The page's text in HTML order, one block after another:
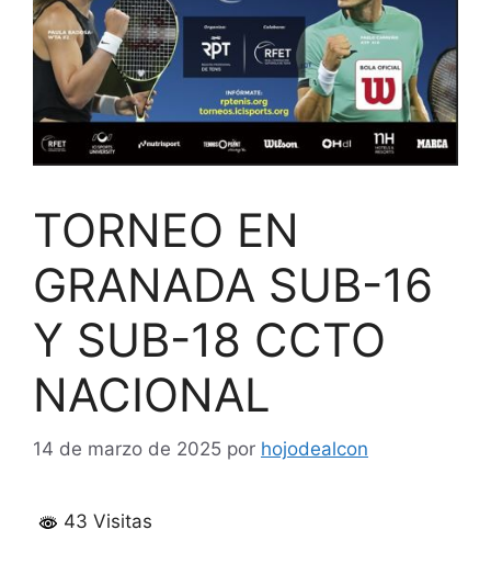
TORNEO EN
GRANADA SUB-16
Y SUB-18 CCTO
NACIONAL
14 de marzo de 2025 por hojodealcon
43 Visitas